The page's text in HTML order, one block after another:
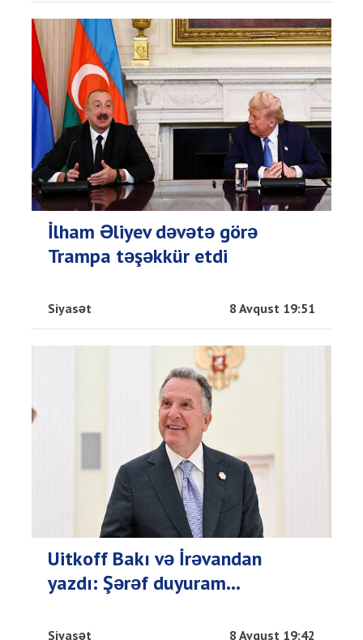
İlham Əliyev dəvətə görə
Trampa təşəkkür etdi
Siyasət 8 Avqust 19:51
Uitkoff Bakı və İrəvandan
yazdı: Şərəf duyuram...
Siyasət 8 Avqust 19:42